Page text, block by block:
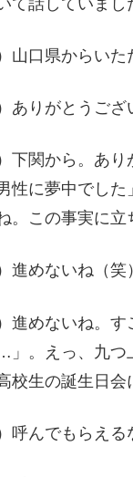
山口県からい
ありがとうござ
下関から。あ
性に夢中でし
。この事実に立
進めないね（笑
進めないね。
」。えっ、九
校生の誕生日
呼んでもらえる